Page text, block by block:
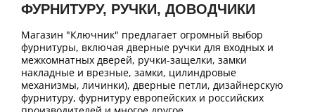
ФУРНИТУРУ, РУЧКИ, ДОВОДЧИКИ
Магазин "Ключник" предлагает огромный выбор
фурнитуры, включая дверные ручки для входных и
межкомнатных дверей, ручки-защелки, замки
накладные и врезные, замки, цилиндровые
механизмы, личинки), дверные петли, дизайнерскую
фурнитуру, фурнитуру европейских и российских